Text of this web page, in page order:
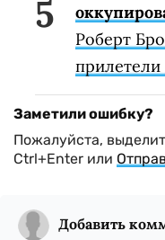
Роберт
Заметили ошибку?
Пожалуйста,
Ctrl+Enter или
Добавить